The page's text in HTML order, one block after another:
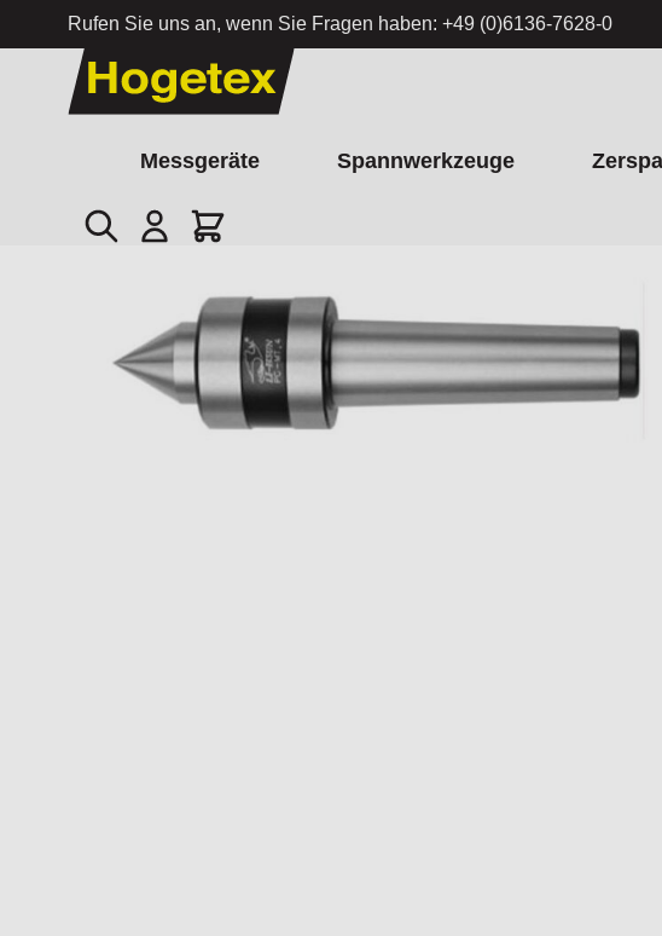
Rufen Sie uns an, wenn Sie Fragen haben: +49 (0)6136-7628-0
Zum Inhalt springen
Messgeräte Spannwerkzeuge
Suche Cart